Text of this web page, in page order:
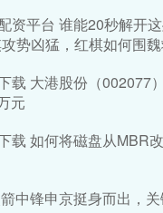
资平台 谁能20秒解开
势凶猛，红棋如何围
载 大港股份（002077
元
载 如何将磁盘从MBR
中锋申京挺身而出，关